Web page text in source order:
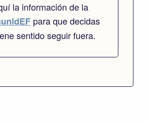
la información de la
para que decidas
sentido seguir fuera.